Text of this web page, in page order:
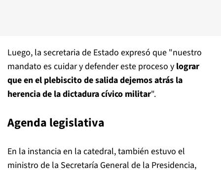
Luego, la secretaria de Estado expresó que "nuestro
mandato es cuidar y defender este proceso y lograr
que en el plebiscito de salida dejemos atrás la
herencia de la dictadura cívico militar".
Agenda legislativa
En la instancia en la catedral, también estuvo el
ministro de la Secretaría General de la Presidencia,